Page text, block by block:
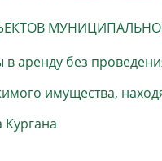
аренду без
имущества,